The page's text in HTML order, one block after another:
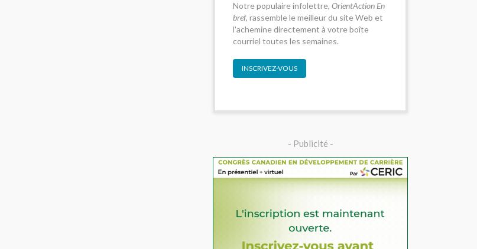
Notre populaire infolettre, OrientAction En
bref, rassemble le meilleur du site Web et
l'achemine directement à votre boîte
courriel toutes les semaines.
INSCRIVEZ-VOUS
- Publicité -